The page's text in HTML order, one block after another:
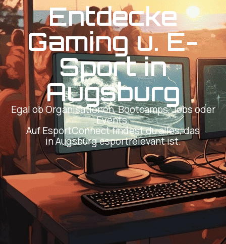
Entdecke
Gaming u. E-
Sport in
Augsburg
Egal ob Organisationen, Bootcamps, Jobs oder
Events.
Auf EsportConnect findest du alles, das
in Augsburg esportrelevant ist.